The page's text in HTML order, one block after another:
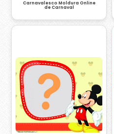
Carnavalesco Moldura Online
de Carnaval